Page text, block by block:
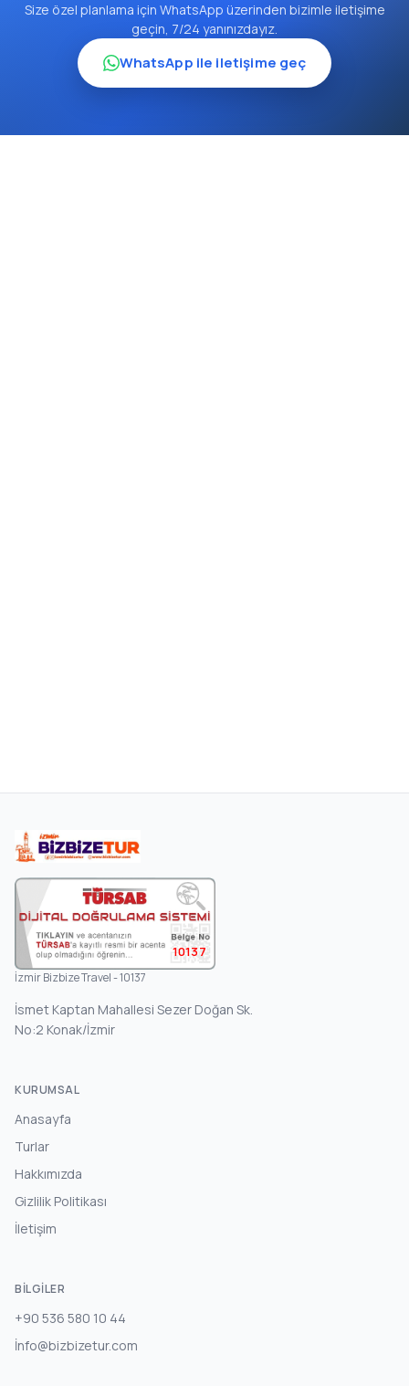
Size özel planlama için WhatsApp üzerinden bizimle iletişime
geçin, 7/24 yanınızdayız.
WhatsApp ile iletişime geç
10137
İzmir Bizbize Travel - 10137
İsmet Kaptan Mahallesi Sezer Doğan Sk.
No:2 Konak/İzmir
KURUMSAL
Anasayfa
Turlar
Hakkımızda
Gizlilik Politikası
İletişim
BILGILER
+90 536 580 10 44
İnfo@bizbizetur.com